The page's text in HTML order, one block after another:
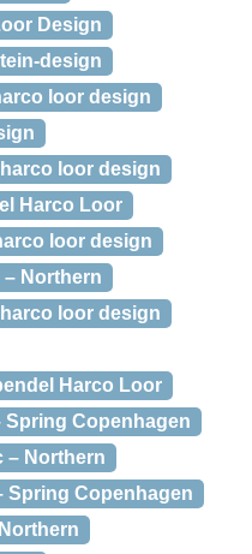
Design
design
loor design
loor design
Harco Loor
loor design
Northern
loor design
Harco Loor
Spring Copenhagen
– Northern
Spring Copenhagen